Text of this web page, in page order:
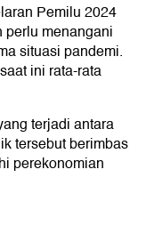
Pemilu 2024
menangani
situasi pandemi.
ini rata-rata
terjadi antara
tersebut berimbas
perekonomian